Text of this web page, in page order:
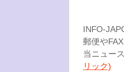
INFO-
郵便や
当ニュー
リック)